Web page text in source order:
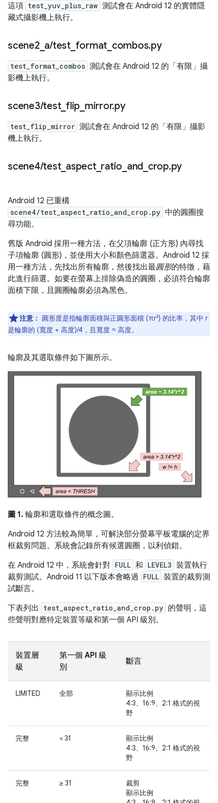
這項 test_yuv_plus_raw 測試會在 Android 12 的實體隱
藏式攝影機上執行。
scene2 a/test_ format combos.py
test_format_combos 測試會在 Android 12 的「有限」攝
影機上執行。
scene3/test_ flip mirror.py
test_flip_mirror 測試會在 Android 12 的「有限」攝影
機上執行。
scene4/test_ aspect_ ratio and crop.py
Android 12 已重構
scene4/test_aspect_ratio_and_crop.py 中的圓圈搜
尋功能。
舊版 Android 採用一種方法，在父項輪廓 (正方形) 內尋找
子項輪廓 (圓形)，並使用大小和顏色篩選器。Android 12 採
用一種方法，先找出所有輪廓，然後找出最圓形的特徵，藉
此進行篩選。如要在螢幕上排除偽造的圓圈，必須符合輪廓
面積下限，且圓圈輪廓必須為黑色。
注意： 圓形度是指輪廓面積與正圓形面積 (πr²) 的比率，其中 r
是輪廓的 (寬度 + 高度)/4，且寬度 ≈ 高度。
輪廓及其選取條件如下圖所示。
圖 1. 輪廓和選取條件的概念圖。
Android 12 方法較為簡單，可解決部分螢幕平板電腦的定界
框裁剪問題。系統會記錄所有候選圓圈，以利偵錯。
在 Android 12 中，系統會針對 FULL 和 LEVEL3 裝置執行
裁剪測試。Android 11 以下版本會略過 FULL 裝置的裁剪測
試斷言。
下表列出
test_aspect_ratio_and_crop.py 的聲明，這
些聲明對應特定裝置等級和第一個 API 級別。
裝置層
級
第一個 API 級
別
斷言
LIMITED 全部
顯示比例
4:3、16:9、2:1 格式的視
野
完整 < 31
顯示比例
4:3、16:9、2:1 格式的視
野
完整 ≥ 31
裁剪
顯示比例